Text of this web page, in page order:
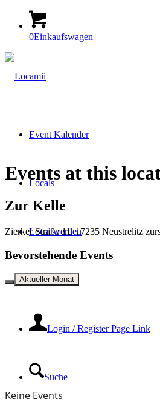
0Einkaufswagen
Event Kalender
Locals
Local werden
Kontakt
Login / Register Page Link
Suche
Events at this
Zur Kelle
Zierker Straße 11, 17235 Neustrelitz
Bevorstehende Events
Aktueller Monat
Keine Events